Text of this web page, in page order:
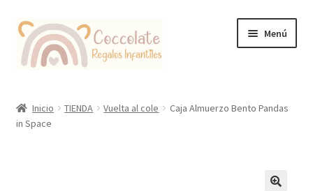
Ir
la
Ir
contenido
Menú
Coccolate Puericultura y Juguetería Educativa
Inicio TIENDA Vuelta al cole
Caja Almuerzo Bento Pandas
in Space